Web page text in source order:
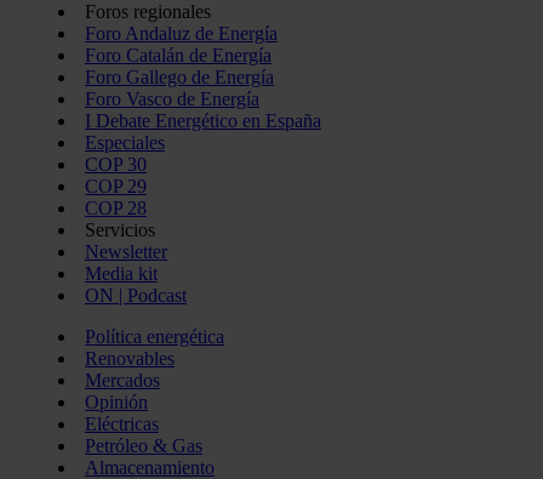
Foros regionales
Foro Andaluz de Energía
Foro Catalán de Energía
Foro Gallego de Energía
Foro Vasco de Energía
I Debate Energético en España
Especiales
COP 30
COP 29
COP 28
Servicios
Newsletter
Media kit
ON | Podcast
Política energética
Renovables
Mercados
Opinión
Eléctricas
Petróleo & Gas
Almacenamiento